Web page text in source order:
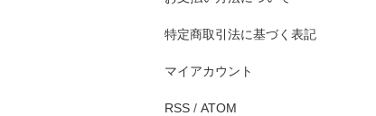
特定商取引法に基づく表記
マイアカウント
RSS / ATOM